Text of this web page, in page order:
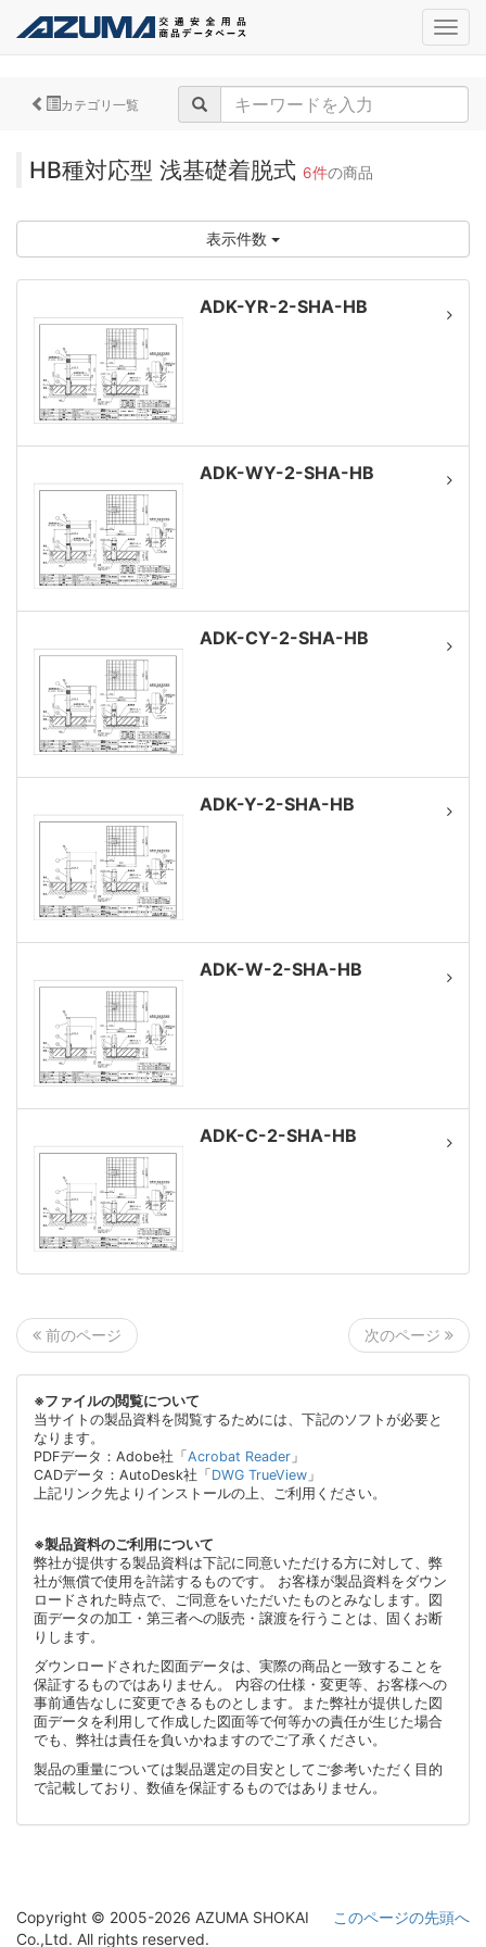
カテゴリ一覧
HB種対応型 浅基礎着脱式 6件の商品
表示件数
ADK-YR-2-SHA-HB
ADK-WY-2-SHA-HB
ADK-CY-2-SHA-HB
ADK-Y-2-SHA-HB
ADK-W-2-SHA-HB
ADK-C-2-SHA-HB
前のページ 次のページ
※ファイルの閲覧について
当サイトの製品資料を閲覧するためには、下記のソフトが必要と
なります。
PDFデータ：Adobe社「 Acrobat Reader 」
CADデータ：AutoDesk社「 DWG TrueView 」
上記リンク先よりインストールの上、ご利用ください。
※製品資料のご利用について
弊社が提供する製品資料は下記に同意いただける方に対して、弊
社が無償で使用を許諾するものです。 お客様が製品資料をダウン
ロードされた時点で、ご同意をいただいたものとみなします。図
面データの加工・第三者への販売・譲渡を行うことは、固くお断
りします。
ダウンロードされた図面データは、実際の商品と一致することを
保証するものではありません。 内容の仕様・変更等、お客様への
事前通告なしに変更できるものとします。また弊社が提供した図
面データを利用して作成した図面等で何等かの責任が生じた場合
でも、弊社は責任を負いかねますのでご了承ください。
製品の重量については製品選定の目安としてご参考いただく目的
で記載しており、数値を保証するものではありません。
このページの先頭へ
Copyright © 2005-2026 AZUMA SHOKAI
Co.,Ltd. All rights reserved.